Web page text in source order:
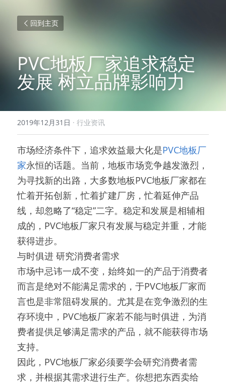
回到主页
PVC地板厂家追求稳定
发展 树立品牌影响力
2019年12月31日 · 行业资讯
市场经济条件下，追求效益最大化是PVC地板厂
家永恒的话题。当前，地板市场竞争越发激烈，
为寻找新的出路，大多数地板PVC地板厂家都在
忙着开拓创新，忙着扩建厂房，忙着延伸产品
线，却忽略了“稳定”二字。稳定和发展是相辅相
成的，PVC地板厂家只有发展与稳定并重，才能
获得进步。
与时俱进 研究消费者需求
市场中忌讳一成不变，始终如一的产品于消费者
而言是绝对不能满足需求的，于PVC地板厂家而
言也是非常阻碍发展的。尤其是在竞争激烈的生
存环境中，PVC地板厂家若不能与时俱进，为消
费者提供足够满足需求的产品，就不能获得市场
支持。
因此，PVC地板厂家必须要学会研究消费者需
求，并根据其需求进行生产。你想把东西卖给